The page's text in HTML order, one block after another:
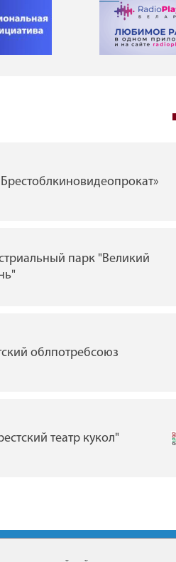
парк "Великий
облпотребсоюз
театр кукол"